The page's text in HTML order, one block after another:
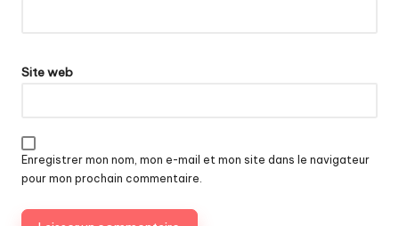
Site web
Enregistrer mon nom, mon e-mail et mon site dans le navigateur
pour mon prochain commentaire.